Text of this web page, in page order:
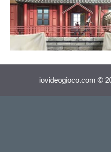
iovideogioco.com ©